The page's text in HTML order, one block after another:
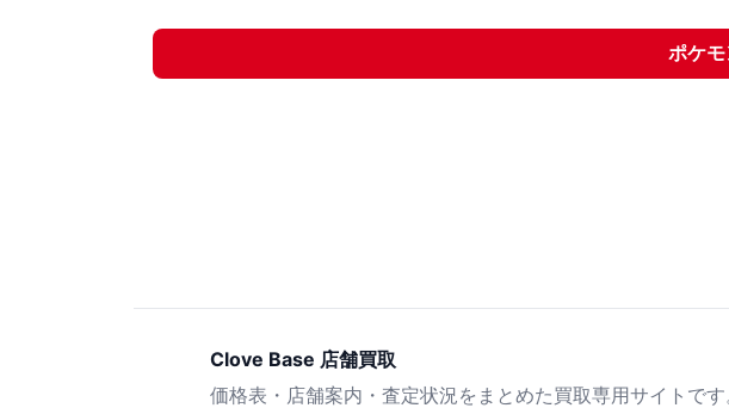
ポケ
Clove Base 店舗買取
価格表・店舗案内・査定状況をまとめた買取専用サイトです